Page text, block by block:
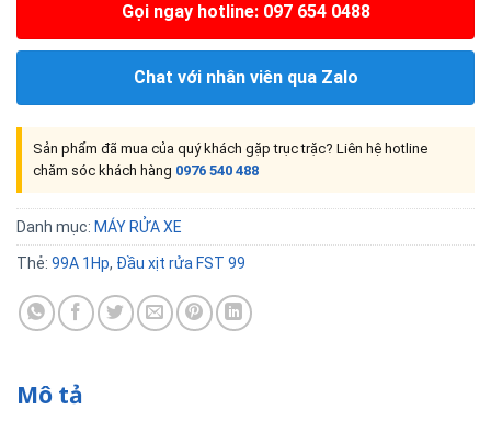
Gọi ngay hotline: 097 654 0488
Chat với nhân viên qua Zalo
Sản phẩm đã mua của quý khách gặp trục trặc? Liên hệ hotline
chăm sóc khách hàng 0976 540 488
Danh mục: MÁY RỬA XE
Thẻ: 99A 1Hp, Đầu xịt rửa FST 99
Mô tả